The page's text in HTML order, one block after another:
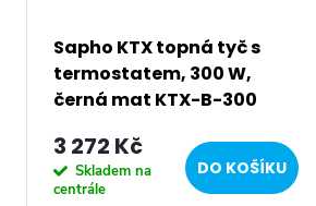
Sapho KTX topná tyč s
termostatem, 300 W,
černá mat KTX-B-300
3 272 Kč
Skladem na
centrále
DO KOŠÍKU